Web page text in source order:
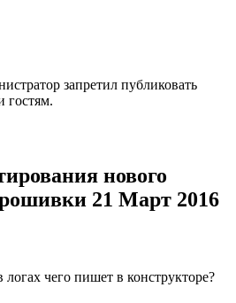
запретил публиковать
гостям.
нового
21 Март 2016
логах чего пишет в конструкторе?